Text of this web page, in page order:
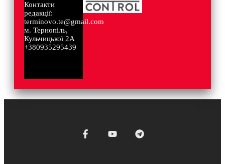
Контакти
редакції:
terminovo.te@gmail.com
м. Тернопіль,
Кульчицької 2А
+380935295439